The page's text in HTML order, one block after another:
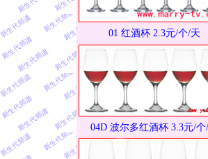
01 红酒杯 2.3元/个/天
04D 波尔多红酒杯 3.3元/个